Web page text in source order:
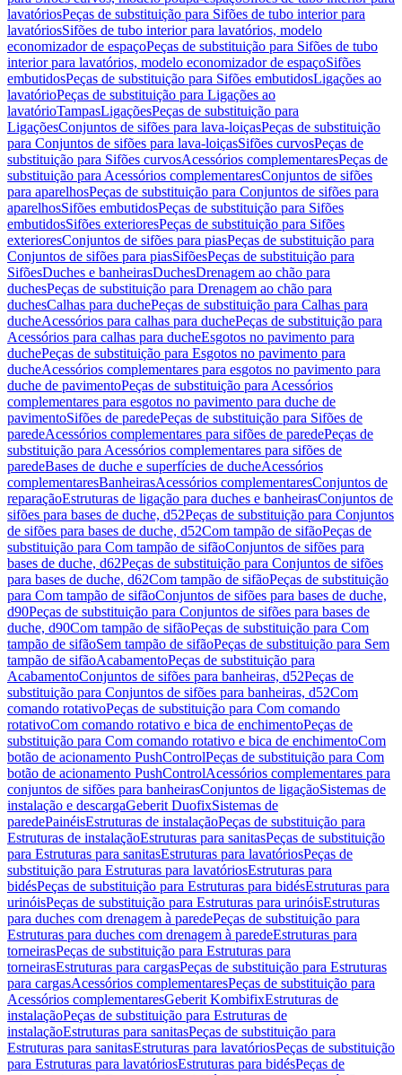
lavatóriosPeças de substituição para Sifões de tubo interior para
lavatóriosSifões de tubo interior para lavatórios, modelo
economizador de espaçoPeças de substituição para Sifões de tubo
interior para lavatórios, modelo economizador de espaçoSifões
embutidosPeças de substituição para Sifões embutidosLigações ao
lavatórioPeças de substituição para Ligações ao
lavatórioTampasLigaçõesPeças de substituição para
LigaçõesConjuntos de sifões para lava-loiçasPeças de substituição
para Conjuntos de sifões para lava-loiçasSifões curvosPeças de
substituição para Sifões curvosAcessórios complementaresPeças de
substituição para Acessórios complementaresConjuntos de sifões
para aparelhosPeças de substituição para Conjuntos de sifões para
aparelhosSifões embutidosPeças de substituição para Sifões
embutidosSifões exterioresPeças de substituição para Sifões
exterioresConjuntos de sifões para piasPeças de substituição para
Conjuntos de sifões para piasSifõesPeças de substituição para
SifõesDuches e banheirasDuchesDrenagem ao chão para
duchesPeças de substituição para Drenagem ao chão para
duchesCalhas para duchePeças de substituição para Calhas para
ducheAcessórios para calhas para duchePeças de substituição para
Acessórios para calhas para ducheEsgotos no pavimento para
duchePeças de substituição para Esgotos no pavimento para
ducheAcessórios complementares para esgotos no pavimento para
duche de pavimentoPeças de substituição para Acessórios
complementares para esgotos no pavimento para duche de
pavimentoSifões de paredePeças de substituição para Sifões de
paredeAcessórios complementares para sifões de paredePeças de
substituição para Acessórios complementares para sifões de
paredeBases de duche e superfícies de ducheAcessórios
complementaresBanheirasAcessórios complementaresConjuntos de
reparaçãoEstruturas de ligação para duches e banheirasConjuntos de
sifões para bases de duche, d52Peças de substituição para Conjuntos
de sifões para bases de duche, d52Com tampão de sifãoPeças de
substituição para Com tampão de sifãoConjuntos de sifões para
bases de duche, d62Peças de substituição para Conjuntos de sifões
para bases de duche, d62Com tampão de sifãoPeças de substituição
para Com tampão de sifãoConjuntos de sifões para bases de duche,
d90Peças de substituição para Conjuntos de sifões para bases de
duche, d90Com tampão de sifãoPeças de substituição para Com
tampão de sifãoSem tampão de sifãoPeças de substituição para Sem
tampão de sifãoAcabamentoPeças de substituição para
AcabamentoConjuntos de sifões para banheiras, d52Peças de
substituição para Conjuntos de sifões para banheiras, d52Com
comando rotativoPeças de substituição para Com comando
rotativoCom comando rotativo e bica de enchimentoPeças de
substituição para Com comando rotativo e bica de enchimentoCom
botão de acionamento PushControlPeças de substituição para Com
botão de acionamento PushControlAcessórios complementares para
conjuntos de sifões para banheirasConjuntos de ligaçãoSistemas de
instalação e descargaGeberit DuofixSistemas de
paredePainéisEstruturas de instalaçãoPeças de substituição para
Estruturas de instalaçãoEstruturas para sanitasPeças de substituição
para Estruturas para sanitasEstruturas para lavatóriosPeças de
substituição para Estruturas para lavatóriosEstruturas para
bidésPeças de substituição para Estruturas para bidésEstruturas para
urinóisPeças de substituição para Estruturas para urinóisEstruturas
para duches com drenagem à paredePeças de substituição para
Estruturas para duches com drenagem à paredeEstruturas para
torneirasPeças de substituição para Estruturas para
torneirasEstruturas para cargasPeças de substituição para Estruturas
para cargasAcessórios complementaresPeças de substituição para
Acessórios complementaresGeberit KombifixEstruturas de
instalaçãoPeças de substituição para Estruturas de
instalaçãoEstruturas para sanitasPeças de substituição para
Estruturas para sanitasEstruturas para lavatóriosPeças de substituição
para Estruturas para lavatóriosEstruturas para bidésPeças de